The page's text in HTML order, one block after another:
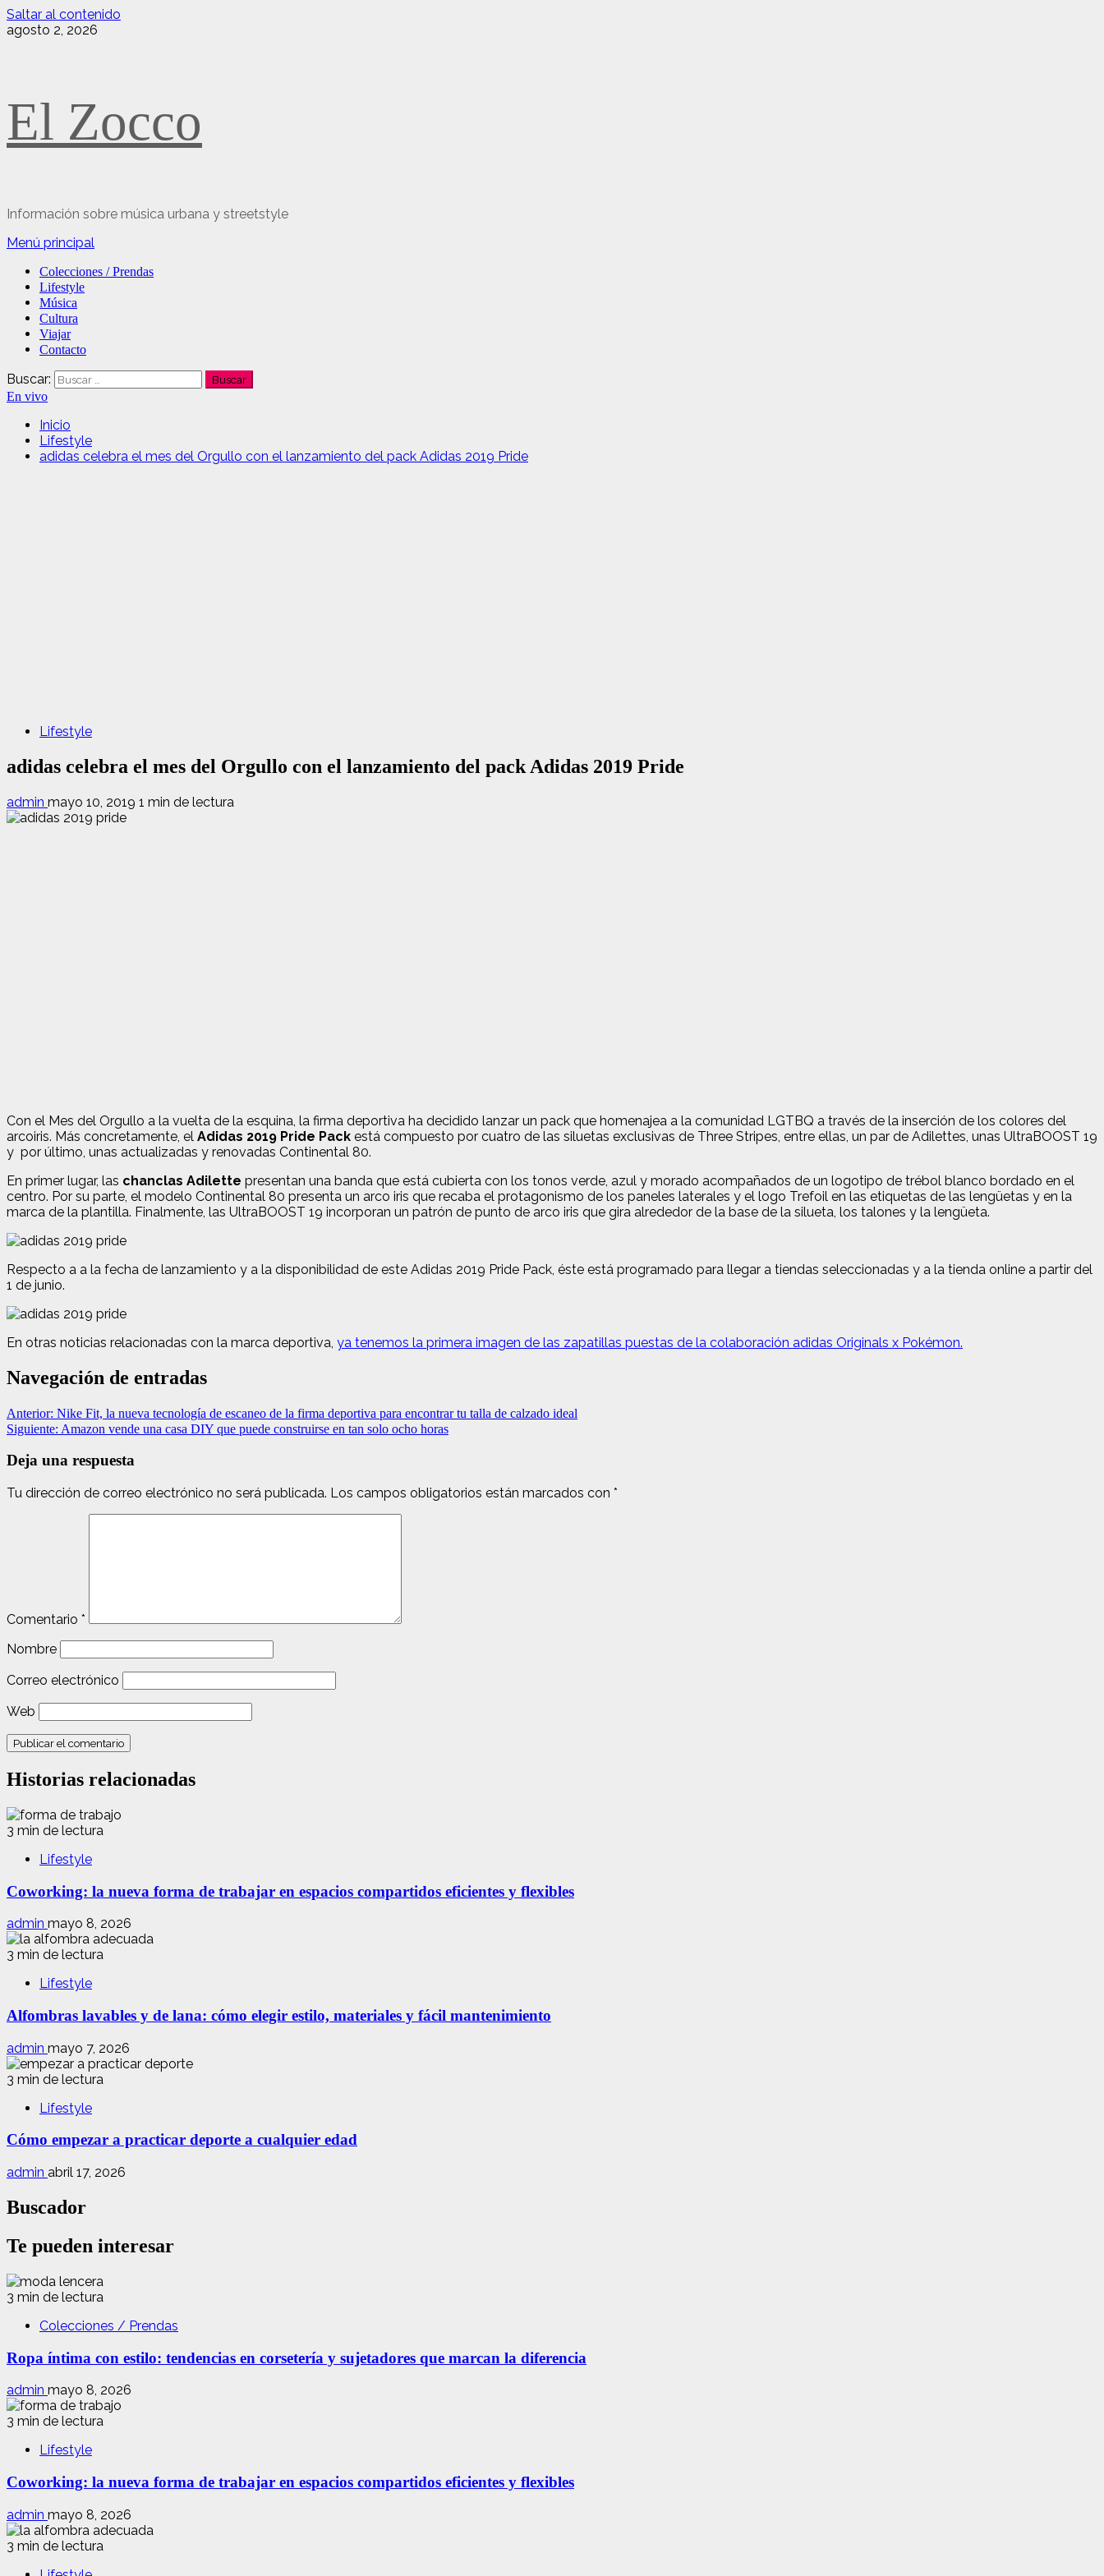
Saltar al contenido
agosto 2, 2026
El Zocco
Información sobre música urbana y streetstyle
Menú principal
Colecciones / Prendas
Lifestyle
Música
Cultura
Viajar
Contacto
Buscar:
En vivo
Inicio
Lifestyle
adidas celebra el mes del Orgullo con el lanzamiento del pack Adidas 2019 Pride
Lifestyle
adidas celebra el mes del Orgullo con el lanzamiento del pack Adidas 2019 Pride
admin mayo 10, 2019 1 min de lectura
Con el Mes del Orgullo a la vuelta de la esquina, la firma deportiva ha decidido lanzar un pack que homenajea a la comunidad LGTBQ a través de la inserción de los colores del
arcoiris. Más concretamente, el Adidas 2019 Pride Pack está compuesto por cuatro de las siluetas exclusivas de Three Stripes, entre ellas, un par de Adilettes, unas UltraBOOST 19
y por último, unas actualizadas y renovadas Continental 80.
En primer lugar, las chanclas Adilette presentan una banda que está cubierta con los tonos verde, azul y morado acompañados de un logotipo de trébol blanco bordado en el
centro. Por su parte, el modelo Continental 80 presenta un arco iris que recaba el protagonismo de los paneles laterales y el logo Trefoil en las etiquetas de las lengüetas y en la
marca de la plantilla. Finalmente, las UltraBOOST 19 incorporan un patrón de punto de arco iris que gira alrededor de la base de la silueta, los talones y la lengüeta.
Respecto a a la fecha de lanzamiento y a la disponibilidad de este Adidas 2019 Pride Pack, éste está programado para llegar a tiendas seleccionadas y a la tienda online a partir del
1 de junio.
En otras noticias relacionadas con la marca deportiva, ya tenemos la primera imagen de las zapatillas puestas de la colaboración adidas Originals x Pokémon.
Navegación de entradas
Anterior: Nike Fit, la nueva tecnología de escaneo de la firma deportiva para encontrar tu talla de calzado ideal
Siguiente: Amazon vende una casa DIY que puede construirse en tan solo ocho horas
Deja una respuesta
Tu dirección de correo electrónico no será publicada. Los campos obligatorios están marcados con *
Comentario *
Nombre
Correo electrónico
Web
Historias relacionadas
3 min de lectura
Lifestyle
Coworking: la nueva forma de trabajar en espacios compartidos eficientes y flexibles
admin mayo 8, 2026
3 min de lectura
Lifestyle
Alfombras lavables y de lana: cómo elegir estilo, materiales y fácil mantenimiento
admin mayo 7, 2026
3 min de lectura
Lifestyle
Cómo empezar a practicar deporte a cualquier edad
admin abril 17, 2026
Buscador
Te pueden interesar
3 min de lectura
Colecciones / Prendas
Ropa íntima con estilo: tendencias en corsetería y sujetadores que marcan la diferencia
admin mayo 8, 2026
3 min de lectura
Lifestyle
Coworking: la nueva forma de trabajar en espacios compartidos eficientes y flexibles
admin mayo 8, 2026
3 min de lectura